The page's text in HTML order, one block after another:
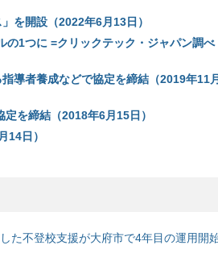
を開設（2022年6月13日）
1つに =クリックテック・ジャパン調べ
導者養成などで協定を締結（2019年11月
を締結（2018年6月15日）
14日）
た不登校支援が大府市で4年目の運用開